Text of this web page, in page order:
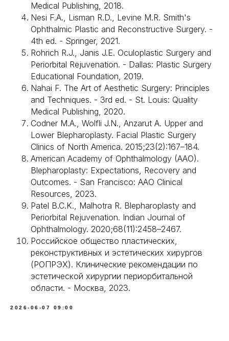
Medical Publishing, 2018.
Nesi F.A., Lisman R.D., Levine M.R. Smith's
Ophthalmic Plastic and Reconstructive Surgery. -
4th ed. - Springer, 2021.
Rohrich R.J., Janis J.E. Oculoplastic Surgery and
Periorbital Rejuvenation. - Dallas: Plastic Surgery
Educational Foundation, 2019.
Nahai F. The Art of Aesthetic Surgery: Principles
and Techniques. - 3rd ed. - St. Louis: Quality
Medical Publishing, 2020.
Codner M.A., Wolfli J.N., Anzarut A. Upper and
Lower Blepharoplasty. Facial Plastic Surgery
Clinics of North America. 2015;23(2):167–184.
American Academy of Ophthalmology (AAO).
Blepharoplasty: Expectations, Recovery and
Outcomes. - San Francisco: AAO Clinical
Resources, 2023.
Patel B.C.K., Malhotra R. Blepharoplasty and
Periorbital Rejuvenation. Indian Journal of
Ophthalmology. 2020;68(11):2458–2467.
Российское общество пластических,
реконструктивных и эстетических хирургов
(РОПРЭХ). Клинические рекомендации по
эстетической хирургии периорбитальной
области. - Москва, 2023.
2026-06-07 09:00
Пересадка волос
Пересадка волос в области рубцов
Пересадка волос для женщин
Пересадка волос на бороду
Пересадка волос на голове KEEP DHI
Пересадка волос на брови
Пересадка волос на голове FUE
Пластика
Абдоминопластика
Липофилинг
Якорная подтяжка
Увеличение груди имплантами
Абдоминопластика с
Абдоминопластика с
ушиванием диастаза
Мини абдоминопластика
Липофилинг груди
Мастопексия
Мастопексия — подтяжка груди
Липофилинг рук
SMAS лифтинг
Комки биша
Скользящий лифтинг бровей
Платизмопластика
Блефаропластика
Пластика губ
Блефаропластика лазером
Конъюнктивальная
блефаропластика
Контурная пластика губ
Липофилинг век
Липофилинг губ
Липофилинг лица
Липофилинг носогубных складок
Липофилинг носослезной борозды
Липофилинг скул
Подтяжка нижней трети лица и шеи
SMAS лифтинг нижней трети лица
Эндоскопическая подтяжка бровей
Эндоскопическая подтяжка шеи
Круговая блефаропластика
Стоимость
Работы до и после
Контакты
Отзывы
Лицензии
Полезная информация
Юридическая информация
Пациентам
ООО «ММХЦ «Основа Силуэта»
ОГРН 1177746108760
ИНН / КПП 7726396010 / 772601001
Лицензия № Л017-01137-77/00146558 от 24.07.2025 г.
Лицензия № Л041-01137-77/00344501 от 22.07.2025 г.